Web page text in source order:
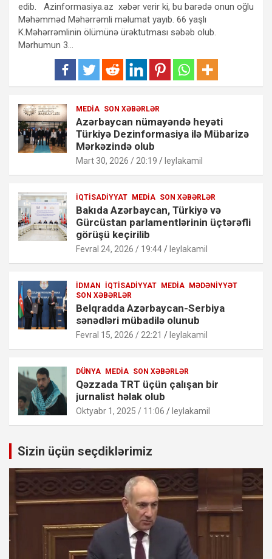
edib. Azinformasiya.az xəbər verir ki, bu barədə onun oğlu
Məhəmməd Məhərrəmli məlumat yayıb. 66 yaşlı
K.Məhərrəmlinin ölümünə ürəktutması səbəb olub.
Mərhumun 3…
MEDIA SON XƏBƏRLƏR
Azərbaycan nümayəndə heyəti
Türkiyə Dezinformasiya ilə Mübarizə
Mərkəzində olub
Mart 30, 2026 / 20:19 leylakamil
İQTISADIYYAT MEDIA SON XƏBƏRLƏR
Bakıda Azərbaycan, Türkiyə və
Gürcüstan parlamentlərinin üçtərəfli
görüşü keçirilib
Fevral 24, 2026 / 19:44 leylakamil
İDMAN İQTISADIYYAT MEDIA MƏDƏNIYYƏT
SON XƏBƏRLƏR
Belqradda Azərbaycan-Serbiya
sənədləri mübadilə olunub
Fevral 15, 2026 / 22:21 leylakamil
DÜNYA MEDIA SON XƏBƏRLƏR
Qəzzada TRT üçün çalışan bir
jurnalist həlak olub
Oktyabr 1, 2025 / 11:06 leylakamil
Sizin üçün seçdiklərimiz